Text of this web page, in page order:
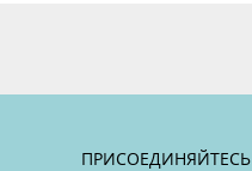
ПРИСОЕДИНЯЙТЕСЬ